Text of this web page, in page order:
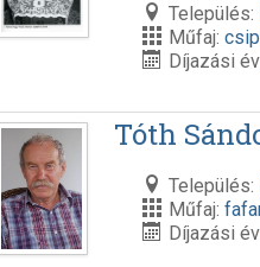
Település:
Műfaj:
Díjazási
Tóth
Település:
Műfaj:
Díjazási